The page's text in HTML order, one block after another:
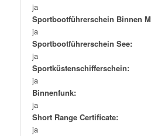
ja
Sportbootführerschein Binnen
ja
Sportbootführerschein See:
ja
Sportküstenschifferschein:
ja
Binnenfunk:
ja
Short Range Certificate:
ja